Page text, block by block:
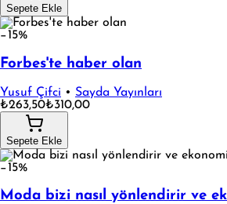
Sepete Ekle
−15%
Forbes'te haber olan
Yusuf Çifci • Sayda Yayınları
₺263,50₺310,00
Sepete Ekle
−15%
Moda bizi nasıl yönlendirir ve